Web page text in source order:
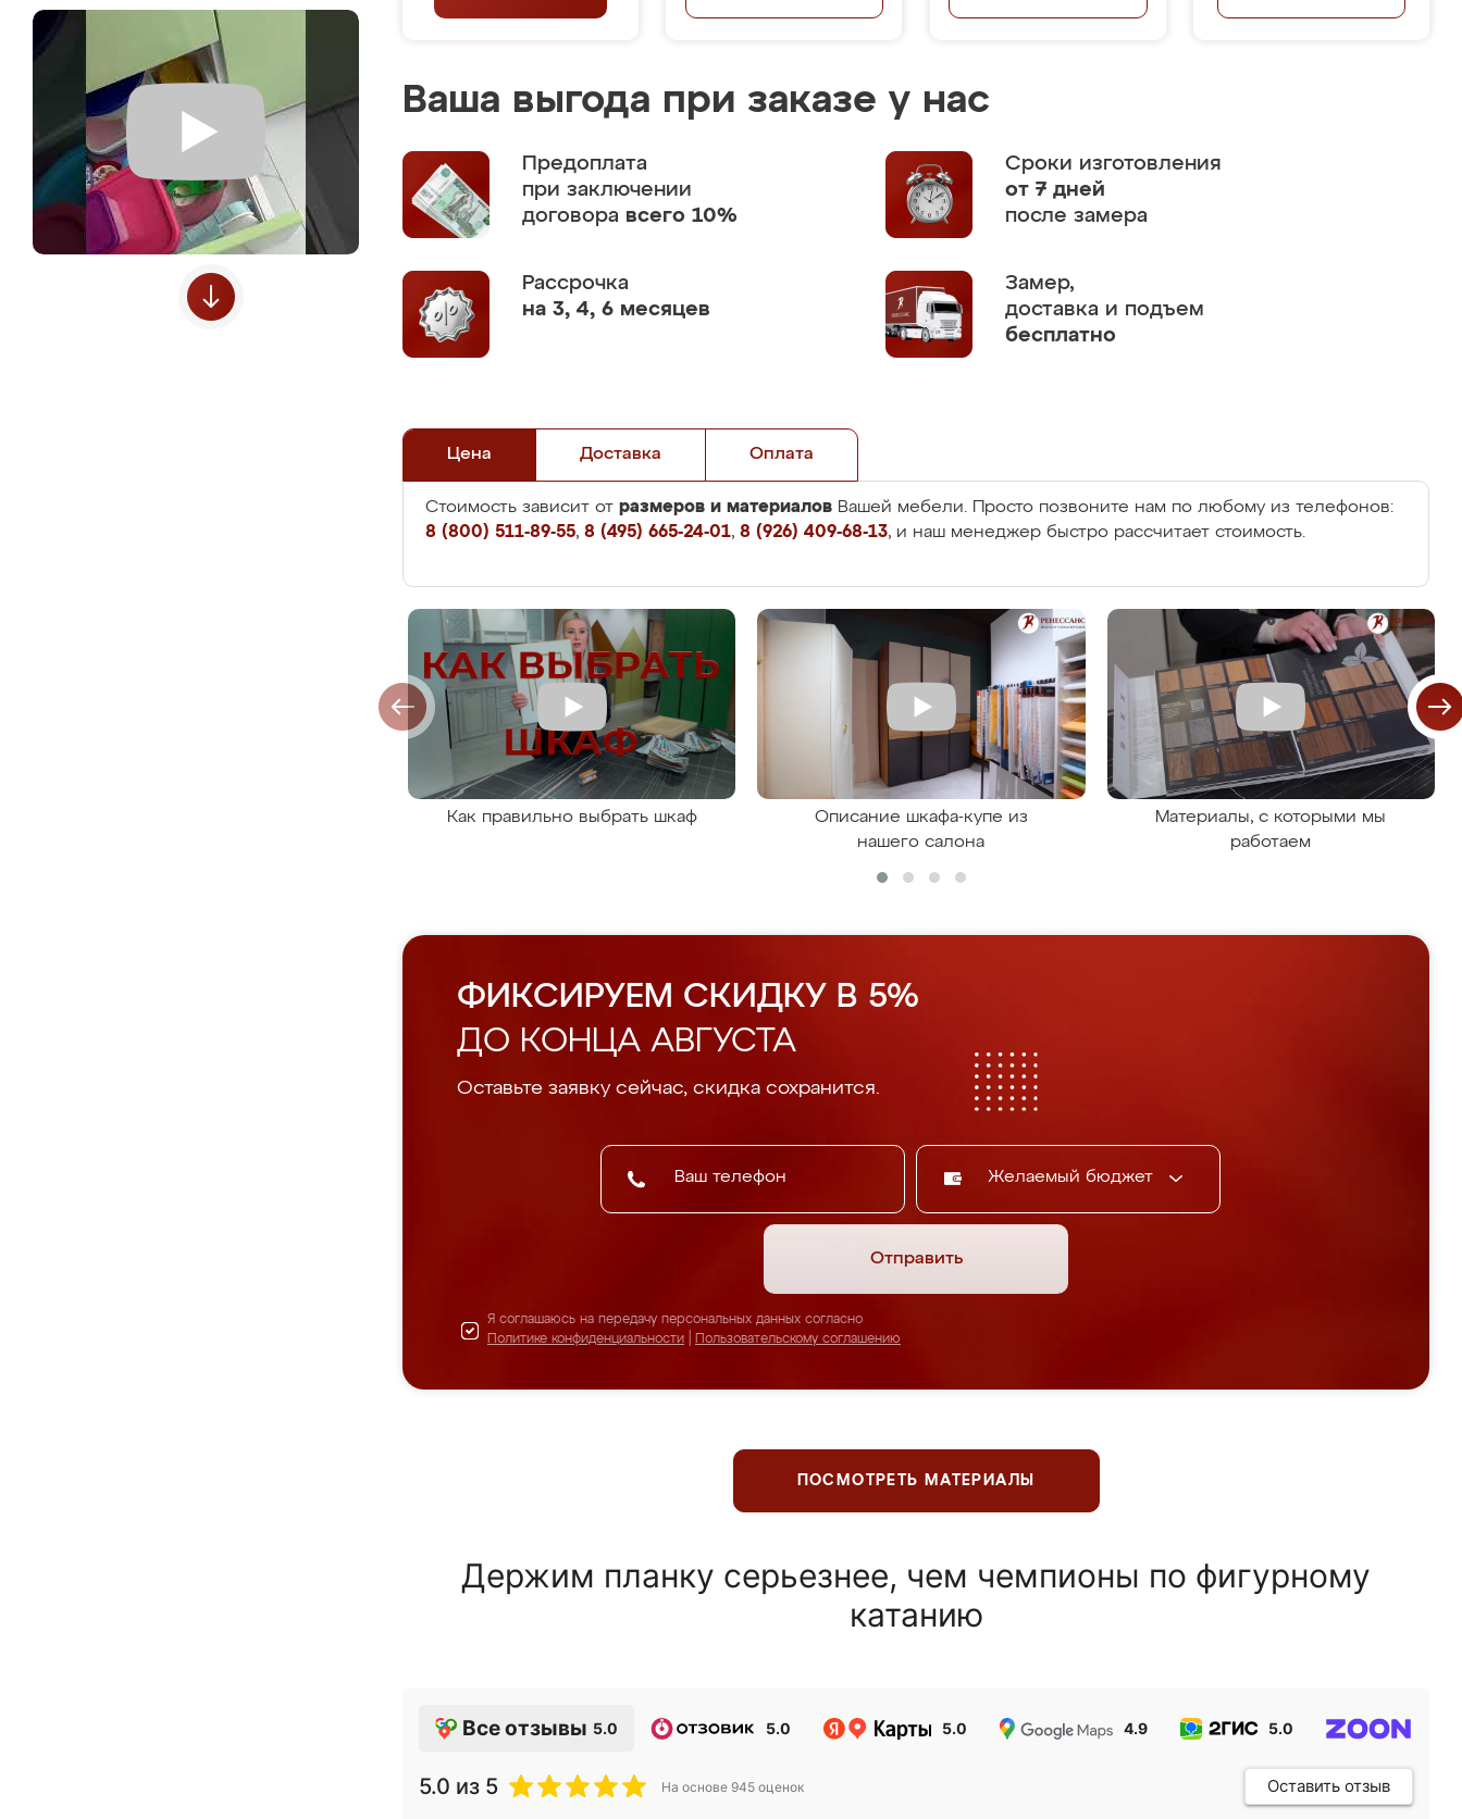
Ваша выгода при заказе у нас
Предоплата
при заключении
договора всего 10%
Сроки изготовления
от 7 дней
после замера
Рассрочка
на 3, 4, 6 месяцев
Замер,
доставка и подъем
бесплатно
Цена Доставка Оплата
Стоимость зависит от размеров и материалов Вашей мебели. Просто позвоните нам по любому из телефонов:
8 (800) 511-89-55, 8 (495) 665-24-01, 8 (926) 409-68-13, и наш менеджер быстро рассчитает стоимость.
Как правильно выбрать шкаф
Описание шкафа-купе из
нашего салона
Материалы, с которыми мы
работаем
ФИКСИРУЕМ СКИДКУ В 5%
ДО КОНЦА АВГУСТА
Оставьте заявку сейчас, скидка сохранится.
Желаемый бюджет
Отправить
Я соглашаюсь на передачу персональных данных согласно
Политике конфиденциальности
Пользовательскому соглашению
ПОСМОТРЕТЬ МАТЕРИАЛЫ
Держим планку серьезнее, чем чемпионы по фигурному
катанию
Все отзывы 5.0 5.0 5.0 4.9 5.0
5.0 из 5 На основе 945 оценок Оставить отзыв